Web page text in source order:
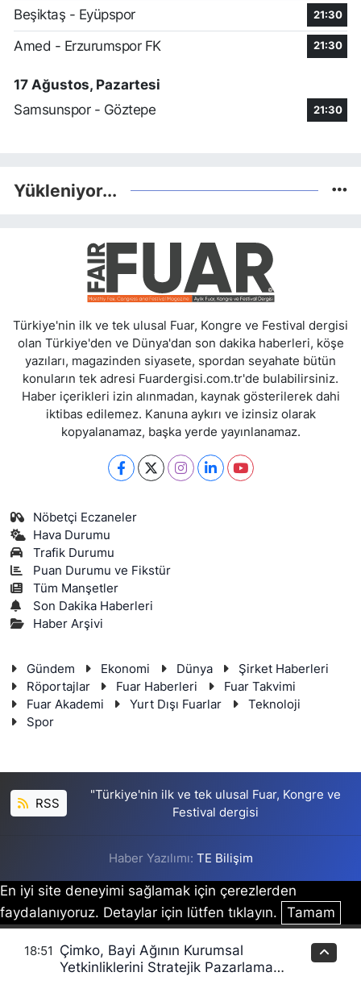
Beşiktaş - Eyüpspor 21:30
Amed - Erzurumspor FK 21:30
17 Ağustos, Pazartesi
Samsunspor - Göztepe
21:30
Yükleniyor...
Türkiye'nin ilk ve tek ulusal Fuar, Kongre ve Festival dergisi
olan Türkiye'den ve Dünya'dan son dakika haberleri, köşe
yazıları, magazinden siyasete, spordan seyahate bütün
konuların tek adresi Fuardergisi.com.tr'de bulabilirsiniz.
Haber içerikleri izin alınmadan, kaynak gösterilerek dahi
iktibas edilemez. Kanuna aykırı ve izinsiz olarak
kopyalanamaz, başka yerde yayınlanamaz.
Nöbetçi Eczaneler
Hava Durumu
Trafik Durumu
Puan Durumu ve Fikstür
Tüm Manşetler
Son Dakika Haberleri
Haber Arşivi
Gündem Ekonomi Dünya
Şirket Haberleri
Röportajlar
Fuar Haberleri
Fuar Takvimi
Fuar Akademi
Yurt Dışı Fuarlar
Teknoloji
Spor
RSS
"Türkiye'nin ilk ve tek ulusal Fuar, Kongre ve
Festival dergisi
Haber Yazılımı: TE Bilişim
En iyi site deneyimi sağlamak için çerezlerden
faydalanıyoruz. Detaylar için lütfen tıklayın.
Tamam
18:51
Çimko, Bayi Ağının Kurumsal
Yetkinliklerini Stratejik Pazarlama